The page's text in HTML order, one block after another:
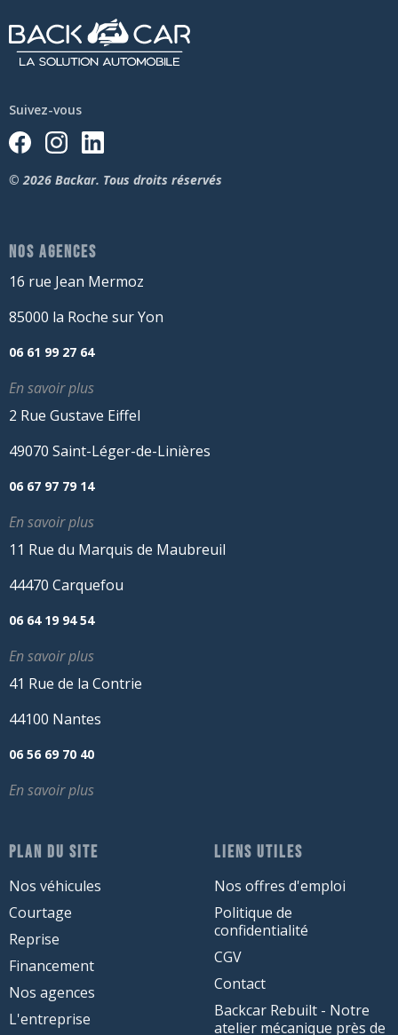
Suivez-vous
© 2026 Backar. Tous droits réservés
NOS AGENCES
16 rue Jean Mermoz
85000 la Roche sur Yon
06 61 99 27 64
En savoir plus
2 Rue Gustave Eiffel
49070 Saint-Léger-de-Linières
06 67 97 79 14
En savoir plus
11 Rue du Marquis de Maubreuil
44470 Carquefou
06 64 19 94 54
En savoir plus
41 Rue de la Contrie
44100 Nantes
06 56 69 70 40
En savoir plus
PLAN DU SITE
Nos véhicules
Courtage
Reprise
Financement
Nos agences
L'entreprise
LIENS UTILES
Nos offres d'emploi
Politique de
confidentialité
CGV
Contact
Backcar Rebuilt - Notre
atelier mécanique près de